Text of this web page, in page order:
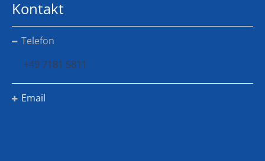
Kontakt
Telefon
+49 7181 5811
Email